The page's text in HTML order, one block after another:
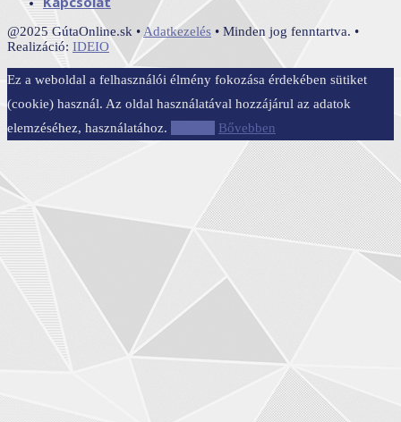
@2025 GútaOnline.sk •Adatkezelés • Minden jog fenntartva. •
Realizáció: IDEIO
Ez a weboldal a felhasználói élmény fokozása érdekében sütiket
(cookie) használ. Az oldal használatával hozzájárul az adatok
elemzéséhez, használatához.
Bővebben